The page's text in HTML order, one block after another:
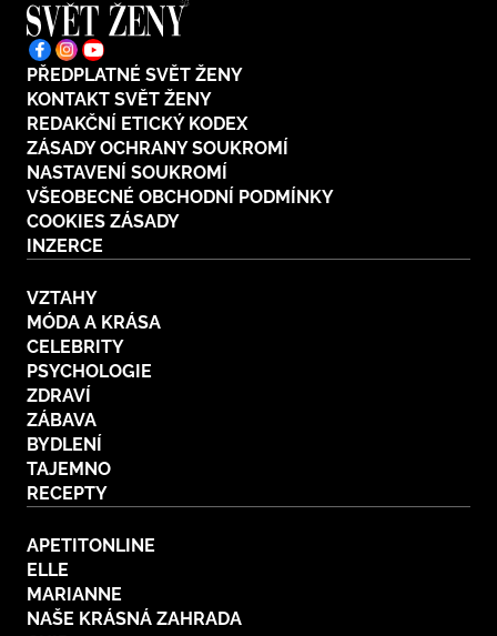
PŘEDPLATNÉ SVĚT ŽENY
KONTAKT SVĚT ŽENY
REDAKČNÍ ETICKÝ KODEX
ZÁSADY OCHRANY SOUKROMÍ
NASTAVENÍ SOUKROMÍ
VŠEOBECNÉ OBCHODNÍ PODMÍNKY
COOKIES ZÁSADY
INZERCE
VZTAHY
MÓDA A KRÁSA
CELEBRITY
PSYCHOLOGIE
ZDRAVÍ
ZÁBAVA
BYDLENÍ
TAJEMNO
RECEPTY
APETITONLINE
ELLE
MARIANNE
NAŠE KRÁSNÁ ZAHRADA